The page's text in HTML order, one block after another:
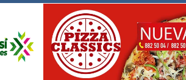
PARO DE LABORES